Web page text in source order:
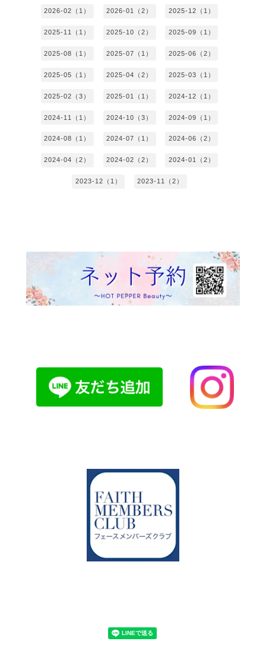
2026-02（1） 2026-01（2） 2025-12（1）
2025-11（1） 2025-10（2） 2025-09（1）
2025-08（1） 2025-07（1） 2025-06（2）
2025-05（1） 2025-04（2） 2025-03（1）
2025-02（3） 2025-01（1） 2024-12（1）
2024-11（1） 2024-10（3） 2024-09（1）
2024-08（1） 2024-07（1） 2024-06（2）
2024-04（2） 2024-02（2） 2024-01（2）
2023-12（1） 2023-11（2）